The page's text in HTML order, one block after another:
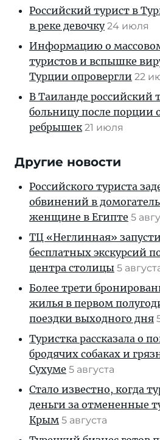
Российский турист в
в реке девочку 24 июля
Информацию о
туристов и вспышке
Турции опровергли 22
В Таиланде российский
больницу после порции
ребрышек 21 июля
Другие новости
Российского туриста
обвинений в
женщине в Египте 5
ТЦ «Неглинная»
бесплатных экскурсий
центра столицы 5
Более трети
жилья в первом
поездки выходного дня
Туристка рассказала о
бродячих собаках и
Сухуме 5 августа
Стало известно, когда
деньги за отмененные
Крым 5 августа